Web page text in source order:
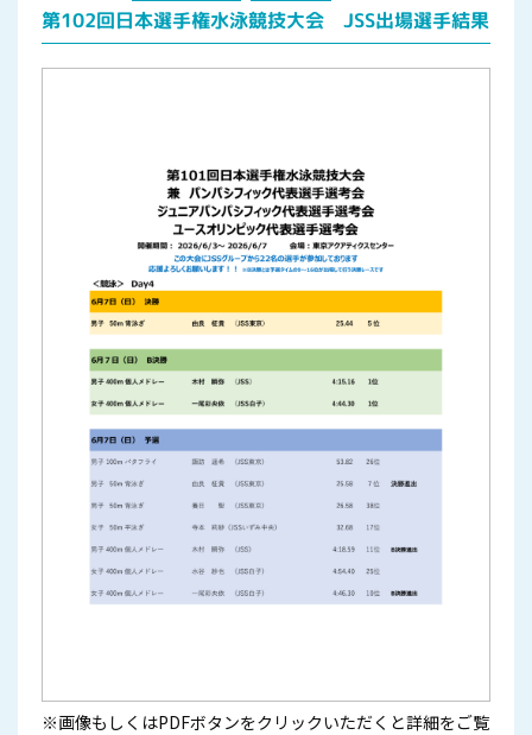
第102回日本選手権水泳競技大会 JSS出場選手結果
※画像もしくはPDFボタンをクリックいただくと詳細をご覧